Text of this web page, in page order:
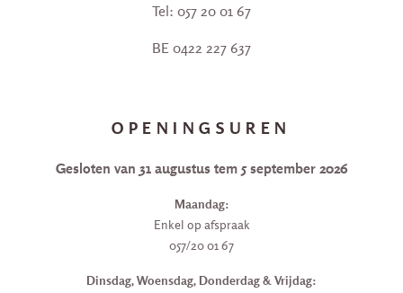
Tel: 057 20 01 67
BE 0422 227 637
OPENINGSUREN
Gesloten van 31 augustus tem 5 september 2026
Maandag:
Enkel op afspraak
057/20 01 67
Dinsdag, Woensdag, Donderdag & Vrijdag: